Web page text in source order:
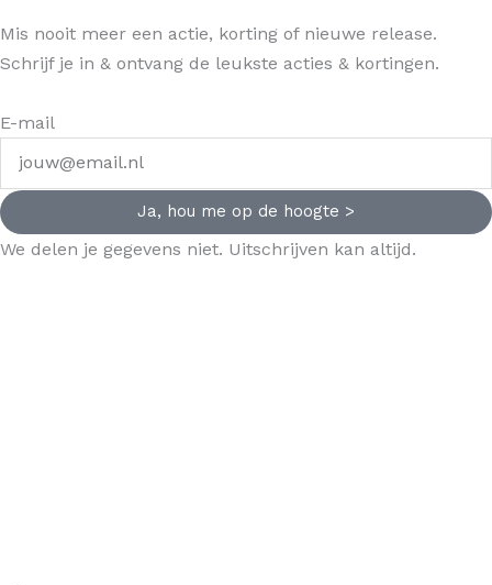
Mis nooit meer een actie, korting of nieuwe release.
Schrijf je in & ontvang de leukste acties & kortingen.
E-mail
Ja, hou me op de hoogte >
We delen je gegevens niet. Uitschrijven kan altijd.